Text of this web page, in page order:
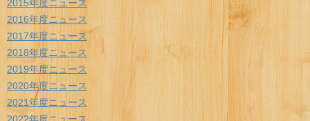
2015年度ニュース
2016年度ニュース
2017年度ニュース
2018年度ニュース
2019年度ニュース
2020年度ニュース
2021年度ニュース